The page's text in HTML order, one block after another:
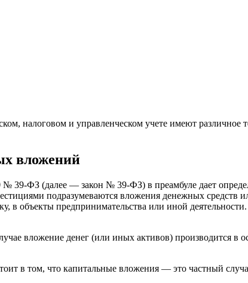
налоговом и управленческом учете имеют различное
вложений
№ 39-ФЗ (далее — закон № 39-ФЗ) в преамбуле дает
подразумеваются вложения денежных средств
объекты предпринимательства или иной
вложение денег (или иных активов) производится в
в том, что капитальные вложения — это частный